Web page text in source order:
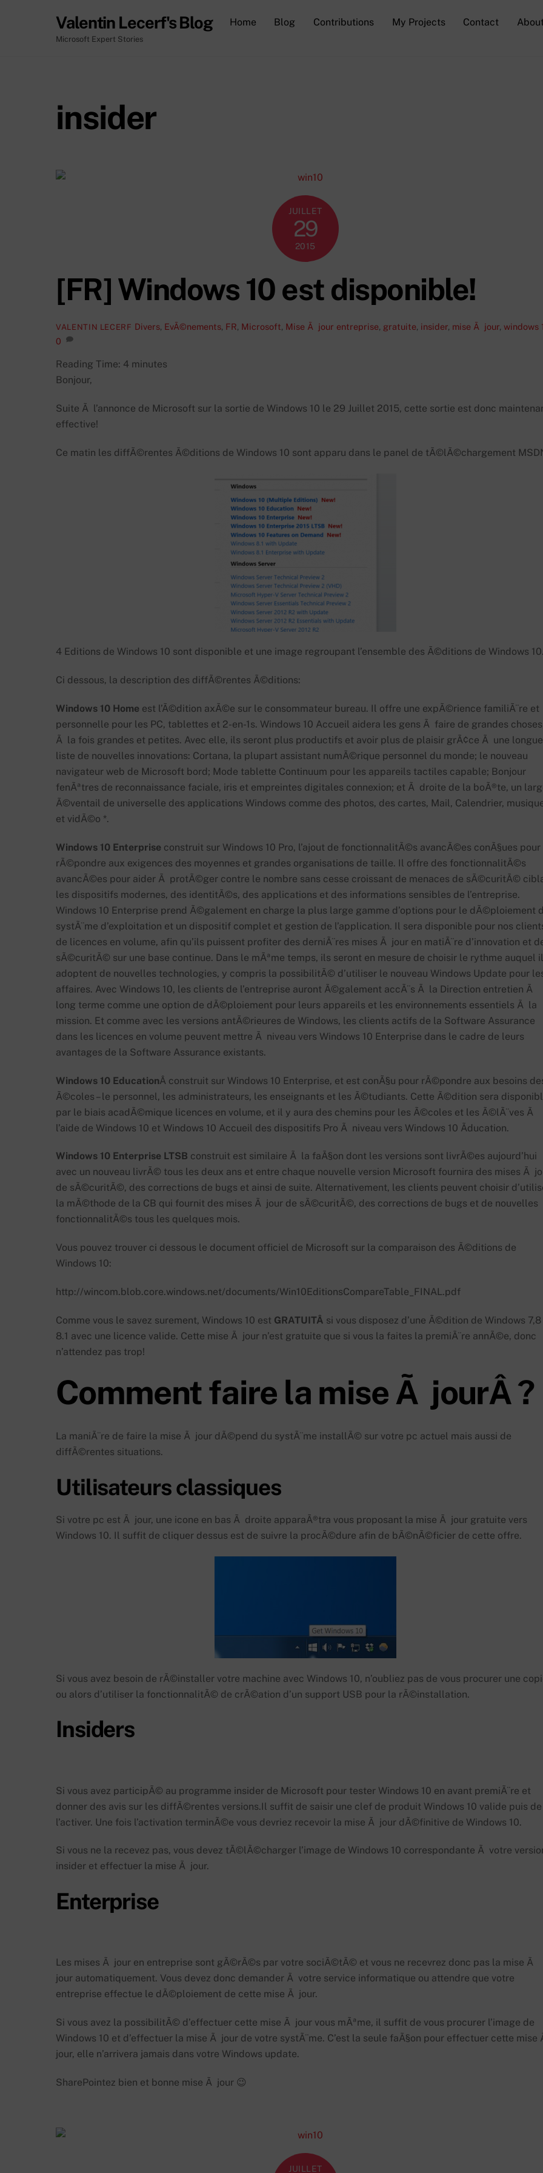
Valentin Lecerf's Blog
Microsoft Expert Stories
Home Blog Contributions My Projects Contact
insider
JUILLET
29
2015
[FR] Windows 10 est disponible!
VALENTIN LECERF Divers, EvÃ©nements, FR, Microsoft, Mise Ã jour entreprise, gratuite, insider, mise Ã jour, windows
0
Reading Time: 4 minutes
Bonjour,
Suite Ã l’annonce de Microsoft sur la sortie de Windows 10 le 29 Juillet 2015, cette sortie est donc
effective!
Ce matin les diffÃ©rentes Ã©ditions de Windows 10 sont apparu dans le panel de tÃ©lÃ©chargement
4 Editions de Windows 10 sont disponible et une image regroupant l’ensemble des Ã©ditions de Windows
Ci dessous, la description des diffÃ©rentes Ã©ditions:
Windows 10 Home est l’Ã©dition axÃ©e sur le consommateur bureau. Il offre une expÃ©rience familiÃ¨re et
personnelle pour les PC, tablettes et 2-en-1s. Windows 10 Accueil aidera les gens Ã faire de grandes
Ã la fois grandes et petites. Avec elle, ils seront plus productifs et avoir plus de plaisir grÃ¢ce Ã une longue
liste de nouvelles innovations: Cortana, la plupart assistant numÃ©rique personnel du monde; le nouveau
navigateur web de Microsoft bord; Mode tablette Continuum pour les appareils tactiles capable; Bonjour
fenÃªtres de reconnaissance faciale, iris et empreintes digitales connexion; et Ã droite de la boÃ®te, un
Ã©ventail de universelle des applications Windows comme des photos, des cartes, Mail, Calendrier,
et vidÃ©o *.
Windows 10 Enterprise construit sur Windows 10 Pro, l’ajout de fonctionnalitÃ©s avancÃ©es conÃ§ues pour
rÃ©pondre aux exigences des moyennes et grandes organisations de taille. Il offre des fonctionnalitÃ©s
avancÃ©es pour aider Ã protÃ©ger contre le nombre sans cesse croissant de menaces de sÃ©curitÃ©
les dispositifs modernes, des identitÃ©s, des applications et des informations sensibles de l’entreprise.
Windows 10 Enterprise prend Ã©galement en charge la plus large gamme d’options pour le dÃ©ploiement
systÃ¨me d’exploitation et un dispositif complet et gestion de l’application. Il sera disponible pour nos
de licences en volume, afin qu’ils puissent profiter des derniÃ¨res mises Ã jour en matiÃ¨re d’innovation et
sÃ©curitÃ© sur une base continue. Dans le mÃªme temps, ils seront en mesure de choisir le rythme auquel
adoptent de nouvelles technologies, y compris la possibilitÃ© d’utiliser le nouveau Windows Update pour
affaires. Avec Windows 10, les clients de l’entreprise auront Ã©galement accÃ¨s Ã la Direction entretien Ã
long terme comme une option de dÃ©ploiement pour leurs appareils et les environnements essentiels Ã la
mission. Et comme avec les versions antÃ©rieures de Windows, les clients actifs de la Software Assurance
dans les licences en volume peuvent mettre Ã niveau vers Windows 10 Enterprise dans le cadre de leurs
avantages de la Software Assurance existants.
Windows 10 EducationÂ construit sur Windows 10 Enterprise, et est conÃ§u pour rÃ©pondre aux besoins
Ã©coles – le personnel, les administrateurs, les enseignants et les Ã©tudiants. Cette Ã©dition sera
par le biais acadÃ©mique licences en volume, et il y aura des chemins pour les Ã©coles et les Ã©lÃ¨ves Ã
l’aide de Windows 10 et Windows 10 Accueil des dispositifs Pro Ã niveau vers Windows 10 Ãducation.
Windows 10 Enterprise LTSB construit est similaire Ã la faÃ§on dont les versions sont livrÃ©es aujourd’hui
avec un nouveau livrÃ© tous les deux ans et entre chaque nouvelle version Microsoft fournira des mises Ã
de sÃ©curitÃ©, des corrections de bugs et ainsi de suite. Alternativement, les clients peuvent choisir
la mÃ©thode de la CB qui fournit des mises Ã jour de sÃ©curitÃ©, des corrections de bugs et de nouvelles
fonctionnalitÃ©s tous les quelques mois.
Vous pouvez trouver ci dessous le document officiel de Microsoft sur la comparaison des Ã©ditions de
Windows 10:
http://wincom.blob.core.windows.net/documents/Win10EditionsCompareTable_FINAL.pdf
Comme vous le savez surement, Windows 10 est GRATUITÂ si vous disposez d’une Ã©dition de Windows 7,8
8.1 avec une licence valide. Cette mise Ã jour n’est gratuite que si vous la faites la premiÃ¨re annÃ©e, donc
n’attendez pas trop!
Comment faire la mise Ã jourÂ ?
La maniÃ¨re de faire la mise Ã jour dÃ©pend du systÃ¨me installÃ© sur votre pc actuel mais aussi de
diffÃ©rentes situations.
Utilisateurs classiques
Si votre pc est Ã jour, une icone en bas Ã droite apparaÃ®tra vous proposant la mise Ã jour gratuite vers
Windows 10. Il suffit de cliquer dessus est de suivre la procÃ©dure afin de bÃ©nÃ©ficier de cette offre.
Si vous avez besoin de rÃ©installer votre machine avec Windows 10, n’oubliez pas de vous procurer une
ou alors d’utiliser la fonctionnalitÃ© de crÃ©ation d’un support USB pour la rÃ©installation.
Insiders
Si vous avez participÃ© au programme insider de Microsoft pour tester Windows 10 en avant premiÃ¨re et
donner des avis sur les diffÃ©rentes versions.Il suffit de saisir une clef de produit Windows 10 valide puis de
l’activer. Une fois l’activation terminÃ©e vous devriez recevoir la mise Ã jour dÃ©finitive de Windows 10.
Si vous ne la recevez pas, vous devez tÃ©lÃ©charger l’image de Windows 10 correspondante Ã votre
insider et effectuer la mise Ã jour.
Enterprise
Les mises Ã jour en entreprise sont gÃ©rÃ©s par votre sociÃ©tÃ© et vous ne recevrez donc pas la mise Ã
jour automatiquement. Vous devez donc demander Ã votre service informatique ou attendre que votre
entreprise effectue le dÃ©ploiement de cette mise Ã jour.
Si vous avez la possibilitÃ© d’effectuer cette mise Ã jour vous mÃªme, il suffit de vous procurer l’image de
Windows 10 et d’effectuer la mise Ã jour de votre systÃ¨me. C’est la seule faÃ§on pour effectuer cette mise
jour, elle n’arrivera jamais dans votre Windows update.
SharePointez bien et bonne mise Ã jour 😉
JUILLET